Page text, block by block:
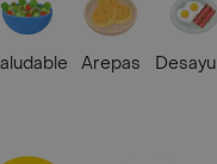
Arepas